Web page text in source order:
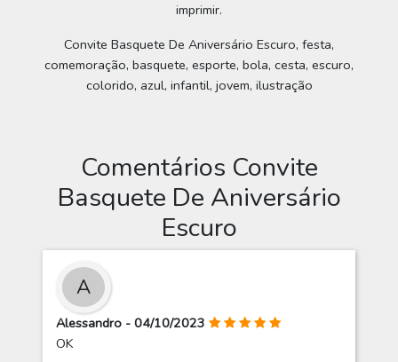
imprimir.
Convite Basquete De Aniversário Escuro, festa,
comemoração, basquete, esporte, bola, cesta, escuro,
colorido, azul, infantil, jovem, ilustração
Comentários Convite
Basquete De Aniversário
Escuro
A
Alessandro - 04/10/2023
OK